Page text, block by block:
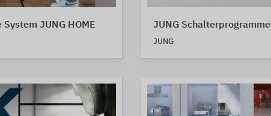
System JUNG HOME JUNG Schalterprogramme
JUNG